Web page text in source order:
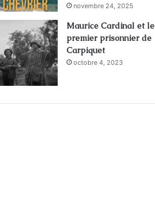
novembre 24, 2025
Maurice Cardinal et le
premier prisonnier de
Carpiquet
octobre 4, 2023